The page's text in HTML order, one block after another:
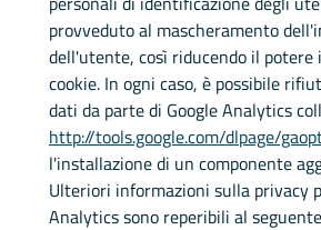
provveduto al mascheramento
dell'utente, così riducendo il
cookie. In ogni caso, è possibile
dati da parte di Google Analytics
http://tools.google.com/dlpage/
l'installazione di un componente
Ulteriori informazioni sulla privacy
Analytics sono reperibili al